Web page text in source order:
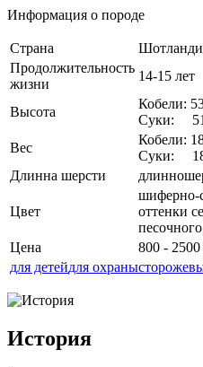
Информация о породе
Страна
Продолжительность
жизни
14-15 лет
Высота
Кобели:
Суки:
Вес
Кобели:
Суки:
Длинна шерсти
Цвет
шиферно-
оттенки
Цена
800 - 2500
для детейдля охраны
История